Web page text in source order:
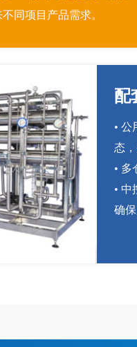
同项目产品需求。
配
•
态
• 多
• 中
确